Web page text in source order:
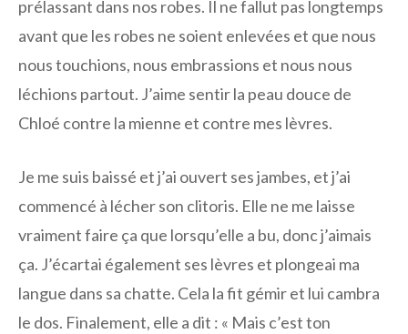
prélassant dans nos robes. Il ne fallut pas longtemps
avant que les robes ne soient enlevées et que nous
nous touchions, nous embrassions et nous nous
léchions partout. J’aime sentir la peau douce de
Chloé contre la mienne et contre mes lèvres.
Je me suis baissé et j’ai ouvert ses jambes, et j’ai
commencé à lécher son clitoris. Elle ne me laisse
vraiment faire ça que lorsqu’elle a bu, donc j’aimais
ça. J’écartai également ses lèvres et plongeai ma
langue dans sa chatte. Cela la fit gémir et lui cambra
le dos. Finalement, elle a dit : « Mais c’est ton